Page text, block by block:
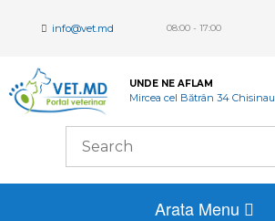
info@vet.md 08:00 - 17:00
UNDE NE AFLAM
Mircea cel Bătrân 34 Chisinau
Arata Menu